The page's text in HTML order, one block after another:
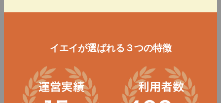
イエイが選ばれる３つの特徴